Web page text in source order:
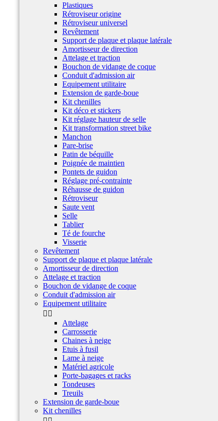
Plastiques
Rétroviseur origine
Rétroviseur universel
Revêtement
Support de plaque et plaque latérale
Amortisseur de direction
Attelage et traction
Bouchon de vidange de coque
Conduit d'admission air
Equipement utilitaire
Extension de garde-boue
Kit chenilles
Kit déco et stickers
Kit réglage hauteur de selle
Kit transformation street bike
Manchon
Pare-brise
Patin de béquille
Poignée de maintien
Pontets de guidon
Réglage pré-contrainte
Réhausse de guidon
Rétroviseur
Saute vent
Selle
Tablier
Té de fourche
Visserie
Revêtement
Support de plaque et plaque latérale
Amortisseur de direction
Attelage et traction
Bouchon de vidange de coque
Conduit d'admission air
Equipement utilitaire
 
Attelage
Carrosserie
Chaines à neige
Etuis à fusil
Lame à neige
Matériel agricole
Porte-bagages et racks
Tondeuses
Treuils
Extension de garde-boue
Kit chenilles